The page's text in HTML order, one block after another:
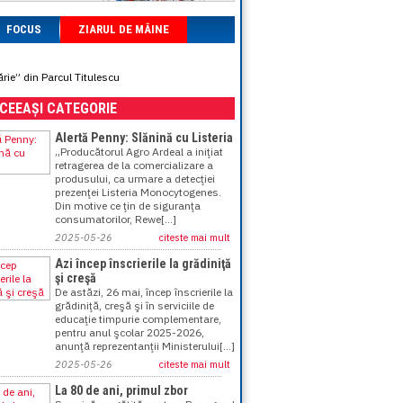
FOCUS ZIARUL DE MÂINE
din Parcul Titulescu
CATEGORIE
Alertă Penny: Slănină cu Listeria
„Producătorul Agro Ardeal a iniţiat
retragerea de la comercializare a
produsului, ca urmare a detecţiei
prezenţei Listeria Monocytogenes.
Din motive ce ţin de siguranţa
consumatorilor, Rewe[...]
2025-05-26 citeste mai mult
Azi încep înscrierile la grădiniţă
şi creşă
De astăzi, 26 mai, încep înscrierile la
grădiniţă, creşă şi în serviciile de
educaţie timpurie complementare,
pentru anul şcolar 2025-2026,
anunţă reprezentanţii Ministerului[...]
2025-05-26 citeste mai mult
La 80 de ani, primul zbor